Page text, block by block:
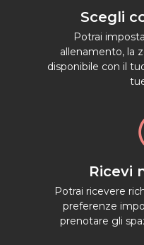
Scegli
Potrai
allenamento, la
disponibile con il
Ricevi
Potrai ricevere
preferenze
prenotare gli